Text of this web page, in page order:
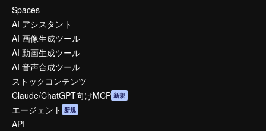
Spaces
AI アシスタント
AI 画像生成ツール
AI 動画生成ツール
AI 音声合成ツール
ストックコンテンツ
Claude/ChatGPT向けMCP 新規
エージェント 新規
API